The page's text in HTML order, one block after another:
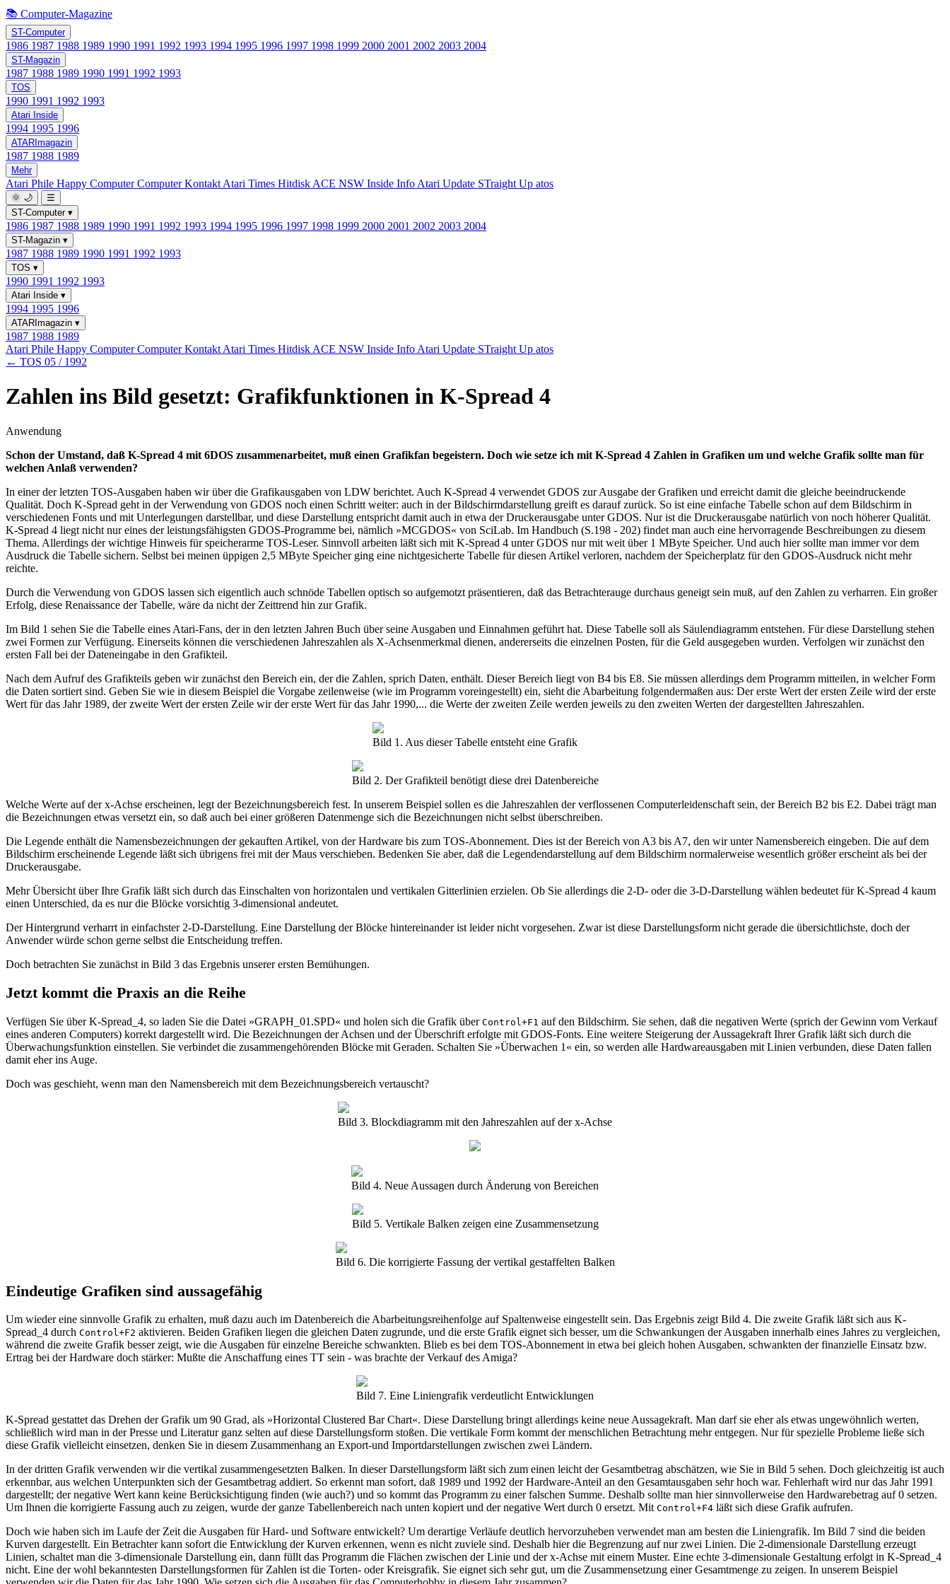
📚 Computer-Magazine
ST-Computer
1986 1987 1988 1989 1990 1991 1992 1993 1994 1995 1996 1997 1998 1999 2000 2001 2002 2003 2004
ST-Magazin
1987 1988 1989 1990 1991 1992 1993
TOS
1990 1991 1992 1993
Atari Inside
1994 1995 1996
ATARImagazin
1987 1988 1989
Mehr
Atari Phile Happy ComputerComputer Kontakt Atari Times Hitdisk ACE NSW Inside Info Atari Update STraight Up atos
🌞 🌙
☰
ST-Computer ▾
1986 1987 1988 1989 1990 1991 1992 1993 1994 1995 1996 1997 1998 1999 2000 2001 2002 2003 2004
ST-Magazin ▾
1987 1988 1989 1990 1991 1992 1993
TOS ▾
1990 1991 1992 1993
Atari Inside ▾
1994 1995 1996
ATARImagazin ▾
1987 1988 1989
Atari Phile Happy ComputerComputer Kontakt Atari Times Hitdisk ACE NSW Inside Info Atari Update STraight Up atos
← TOS 05 / 1992
Zahlen ins Bild gesetzt: Grafikfunktionen in K-Spread 4
Anwendung
Schon der Umstand, daß K-Spread 4 mit 6DOS zusammenarbeitet, muß einen Grafikfan begeistern. Doch wie setze ich mit K-Spread 4 Zahlen in Grafiken um und welche Grafik sollte man für
welchen Anlaß verwenden?
In einer der letzten TOS-Ausgaben haben wir über die Grafikausgaben von LDW berichtet. Auch K-Spread 4 verwendet GDOS zur Ausgabe der Grafiken und erreicht damit die gleiche beeindruckende
Qualität. Doch K-Spread geht in der Verwendung von GDOS noch einen Schritt weiter: auch in der Bildschirmdarstellung greift es darauf zurück. So ist eine einfache Tabelle schon auf dem Bildschirm in
verschiedenen Fonts und mit Unterlegungen darstellbar, und diese Darstellung entspricht damit auch in etwa der Druckerausgabe unter GDOS. Nur ist die Druckerausgabe natürlich von noch höherer Qualität.
K-Spread 4 liegt nicht nur eines der leistungsfähigsten GDOS-Programme bei, nämlich »MCGDOS« von SciLab. Im Handbuch (S.198 - 202) findet man auch eine hervorragende Beschreibungen zu diesem
Thema. Allerdings der wichtige Hinweis für speicherarme TOS-Leser. Sinnvoll arbeiten läßt sich mit K-Spread 4 unter GDOS nur mit weit über 1 MByte Speicher. Und auch hier sollte man immer vor dem
Ausdruck die Tabelle sichern. Selbst bei meinen üppigen 2,5 MByte Speicher ging eine nichtgesicherte Tabelle für diesen Artikel verloren, nachdem der Speicherplatz für den GDOS-Ausdruck nicht mehr
reichte.
Durch die Verwendung von GDOS lassen sich eigentlich auch schnöde Tabellen optisch so aufgemotzt präsentieren, daß das Betrachterauge durchaus geneigt sein muß, auf den Zahlen zu verharren. Ein großer
Erfolg, diese Renaissance der Tabelle, wäre da nicht der Zeittrend hin zur Grafik.
Im Bild 1 sehen Sie die Tabelle eines Atari-Fans, der in den letzten Jahren Buch über seine Ausgaben und Einnahmen geführt hat. Diese Tabelle soll als Säulendiagramm entstehen. Für diese Darstellung stehen
zwei Formen zur Verfügung. Einerseits können die verschiedenen Jahreszahlen als X-Achsenmerkmal dienen, andererseits die einzelnen Posten, für die Geld ausgegeben wurden. Verfolgen wir zunächst den
ersten Fall bei der Dateneingabe in den Grafikteil.
Nach dem Aufruf des Grafikteils geben wir zunächst den Bereich ein, der die Zahlen, sprich Daten, enthält. Dieser Bereich liegt von B4 bis E8. Sie müssen allerdings dem Programm mitteilen, in welcher Form
die Daten sortiert sind. Geben Sie wie in diesem Beispiel die Vorgabe zeilenweise (wie im Programm voreingestellt) ein, sieht die Abarbeitung folgendermaßen aus: Der erste Wert der ersten Zeile wird der erste
Wert für das Jahr 1989, der zweite Wert der ersten Zeile wir der erste Wert für das Jahr 1990,... die Werte der zweiten Zeile werden jeweils zu den zweiten Werten der dargestellten Jahreszahlen.
Bild 1. Aus dieser Tabelle entsteht eine Grafik
Bild 2. Der Grafikteil benötigt diese drei Datenbereiche
Welche Werte auf der x-Achse erscheinen, legt der Bezeichnungsbereich fest. In unserem Beispiel sollen es die Jahreszahlen der verflossenen Computerleidenschaft sein, der Bereich B2 bis E2. Dabei trägt man
die Bezeichnungen etwas versetzt ein, so daß auch bei einer größeren Datenmenge sich die Bezeichnungen nicht selbst überschreiben.
Die Legende enthält die Namensbezeichnungen der gekauften Artikel, von der Hardware bis zum TOS-Abonnement. Dies ist der Bereich von A3 bis A7, den wir unter Namensbereich eingeben. Die auf dem
Bildschirm erscheinende Legende läßt sich übrigens frei mit der Maus verschieben. Bedenken Sie aber, daß die Legendendarstellung auf dem Bildschirm normalerweise wesentlich größer erscheint als bei der
Druckerausgabe.
Mehr Übersicht über Ihre Grafik läßt sich durch das Einschalten von horizontalen und vertikalen Gitterlinien erzielen. Ob Sie allerdings die 2-D- oder die 3-D-Darstellung wählen bedeutet für K-Spread 4 kaum
einen Unterschied, da es nur die Blöcke vorsichtig 3-dimensional andeutet.
Der Hintergrund verharrt in einfachster 2-D-Darstellung. Eine Darstellung der Blöcke hintereinander ist leider nicht vorgesehen. Zwar ist diese Darstellungsform nicht gerade die übersichtlichste, doch der
Anwender würde schon gerne selbst die Entscheidung treffen.
Doch betrachten Sie zunächst in Bild 3 das Ergebnis unserer ersten Bemühungen.
Jetzt kommt die Praxis an die Reihe
Verfügen Sie über K-Spread_4, so laden Sie die Datei »GRAPH_01.SPD« und holen sich die Grafik über Control+F1 auf den Bildschirm. Sie sehen, daß die negativen Werte (sprich der Gewinn vom Verkauf
eines anderen Computers) korrekt dargestellt wird. Die Bezeichnungen der Achsen und der Überschrift erfolgte mit GDOS-Fonts. Eine weitere Steigerung der Aussagekraft Ihrer Grafik läßt sich durch die
Überwachungsfunktion einstellen. Sie verbindet die zusammengehörenden Blöcke mit Geraden. Schalten Sie »Überwachen 1« ein, so werden alle Hardwareausgaben mit Linien verbunden, diese Daten fallen
damit eher ins Auge.
Doch was geschieht, wenn man den Namensbereich mit dem Bezeichnungsbereich vertauscht?
Bild 3. Blockdiagramm mit den Jahreszahlen auf der x-Achse
Bild 4. Neue Aussagen durch Änderung von Bereichen
Bild 5. Vertikale Balken zeigen eine Zusammensetzung
Bild 6. Die korrigierte Fassung der vertikal gestaffelten Balken
Eindeutige Grafiken sind aussagefähig
Um wieder eine sinnvolle Grafik zu erhalten, muß dazu auch im Datenbereich die Abarbeitungsreihenfolge auf Spaltenweise eingestellt sein. Das Ergebnis zeigt Bild 4. Die zweite Grafik läßt sich aus K-
Spread_4 durch Control+F2 aktivieren. Beiden Grafiken liegen die gleichen Daten zugrunde, und die erste Grafik eignet sich besser, um die Schwankungen der Ausgaben innerhalb eines Jahres zu vergleichen,
während die zweite Grafik besser zeigt, wie die Ausgaben für einzelne Bereiche schwankten. Blieb es bei dem TOS-Abonnement in etwa bei gleich hohen Ausgaben, schwankten der finanzielle Einsatz bzw.
Ertrag bei der Hardware doch stärker: Mußte die Anschaffung eines TT sein - was brachte der Verkauf des Amiga?
Bild 7. Eine Liniengrafik verdeutlicht Entwicklungen
K-Spread gestattet das Drehen der Grafik um 90 Grad, als »Horizontal Clustered Bar Chart«. Diese Darstellung bringt allerdings keine neue Aussagekraft. Man darf sie eher als etwas ungewöhnlich werten,
schließlich wird man in der Presse und Literatur ganz selten auf diese Darstellungsform stoßen. Die vertikale Form kommt der menschlichen Betrachtung mehr entgegen. Nur für spezielle Probleme ließe sich
diese Grafik vielleicht einsetzen, denken Sie in diesem Zusammenhang an Export-und Importdarstellungen zwischen zwei Ländern.
In der dritten Grafik verwenden wir die vertikal zusammengesetzten Balken. In dieser Darstellungsform läßt sich zum einen leicht der Gesamtbetrag abschätzen, wie Sie in Bild 5 sehen. Doch gleichzeitig ist auch
erkennbar, aus welchen Unterpunkten sich der Gesamtbetrag addiert. So erkennt man sofort, daß 1989 und 1992 der Hardware-Anteil an den Gesamtausgaben sehr hoch war. Fehlerhaft wird nur das Jahr 1991
dargestellt; der negative Wert kann keine Berücksichtigung finden (wie auch?) und so kommt das Programm zu einer falschen Summe. Deshalb sollte man hier sinnvollerweise den Hardwarebetrag auf 0 setzen.
Um Ihnen die korrigierte Fassung auch zu zeigen, wurde der ganze Tabellenbereich nach unten kopiert und der negative Wert durch 0 ersetzt. Mit Control+F4 läßt sich diese Grafik aufrufen.
Doch wie haben sich im Laufe der Zeit die Ausgaben für Hard- und Software entwickelt? Um derartige Verläufe deutlich hervorzuheben verwendet man am besten die Liniengrafik. Im Bild 7 sind die beiden
Kurven dargestellt. Ein Betrachter kann sofort die Entwicklung der Kurven erkennen, wenn es nicht zuviele sind. Deshalb hier die Begrenzung auf nur zwei Linien. Die 2-dimensionale Darstellung erzeugt
Linien, schaltet man die 3-dimensionale Darstellung ein, dann füllt das Programm die Flächen zwischen der Linie und der x-Achse mit einem Muster. Eine echte 3-dimensionale Gestaltung erfolgt in K-Spread_4
nicht. Eine der wohl bekanntesten Darstellungsformen für Zahlen ist die Torten- oder Kreisgrafik. Sie eignet sich sehr gut, um die Zusammensetzung einer Gesamtmenge zu zeigen. In unserem Beispiel